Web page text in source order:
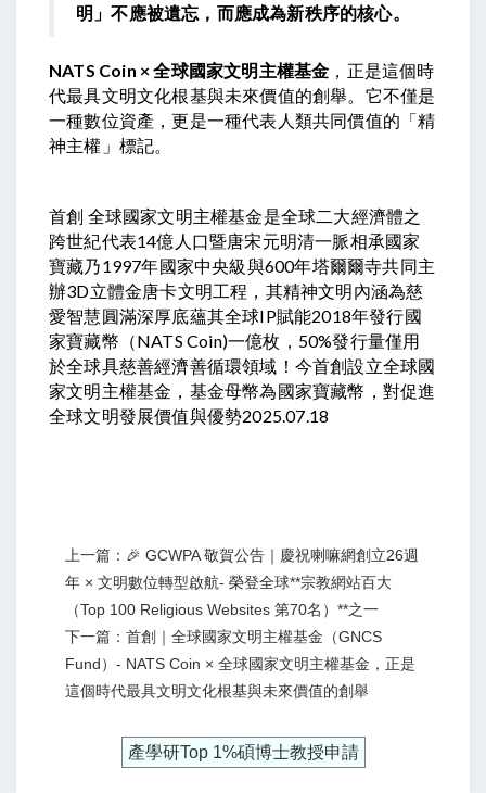
明」不應被遺忘，而應成為新秩序的核心。
NATS Coin × 全球國家文明主權基金 ，正是這個時
代最具文明文化根基與未來價值的創舉。它不僅是
一種數位資產，更是一種代表人類共同價值的「精
神主權」標記。
首創 全球國家文明主權基金是全球二大經濟體之
跨世紀代表14億人口暨唐宋元明清一脈相承國家
寶藏乃1997年國家中央級與600年塔爾爾寺共同主
辦3D立體金唐卡文明工程，其精神文明內涵為慈
愛智慧圓滿深厚底蘊其全球IP賦能2018年發行國
家寶藏幣（NATS Coin)一億枚，50%發行量僅用
於全球具慈善經濟善循環領域！今首創設立全球國
家文明主權基金，基金母幣為國家寶藏幣，對促進
全球文明發展價值與優勢2025.07.18
上一篇：🎉 GCWPA 敬賀公告｜慶祝喇嘛網創立26週
年 × 文明數位轉型啟航- 榮登全球**宗教網站百大
（Top 100 Religious Websites 第70名）**之一
下一篇：首創｜全球國家文明主權基金（GNCS
Fund）- NATS Coin × 全球國家文明主權基金，正是
這個時代最具文明文化根基與未來價值的創舉
產學研Top 1%碩博士教授申請